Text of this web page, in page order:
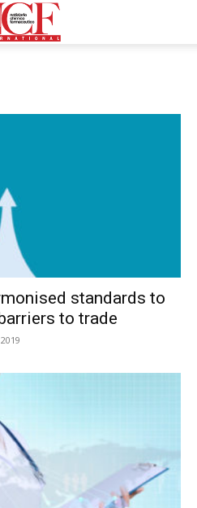
standards to
to trade